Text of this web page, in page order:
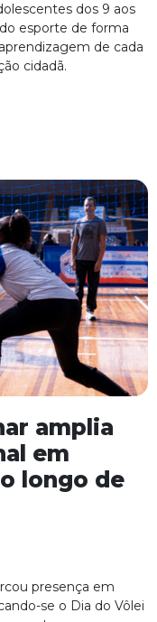
dos 9 aos
esporte de forma
de cada
cidadã.
amplia
em
longo de
presença em
se o Dia do Vôlei